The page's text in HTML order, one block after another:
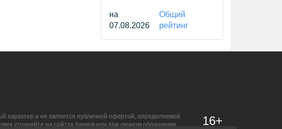
на
07.08.2026
Общий
рейтинг
характер и не является публичной офертой, определяемой
уточняйте на сайтах банков или при личном обращении.
16+